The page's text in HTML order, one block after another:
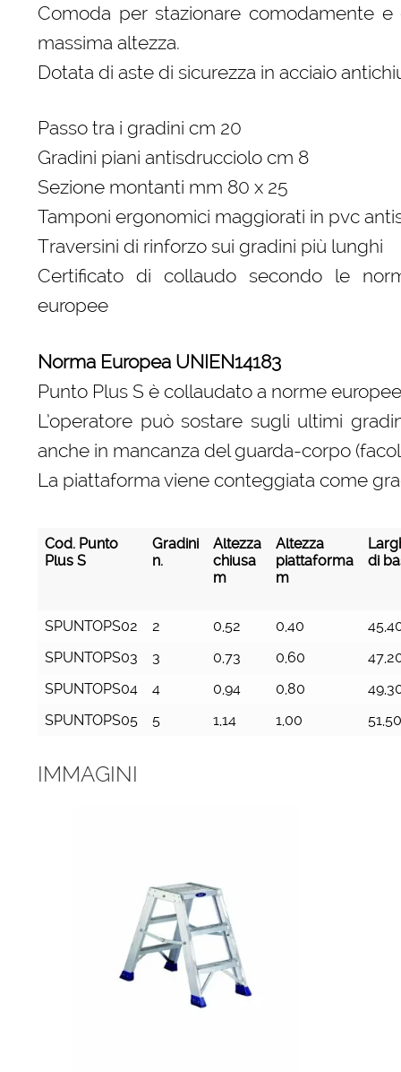
Comoda per stazionare comodamente e
massima altezza.
Dotata di aste di sicurezza in acciaio
Passo tra i gradini cm 20
Gradini piani antisdrucciolo cm 8
Sezione montanti mm 80 x 25
Tamponi ergonomici maggiorati in pvc
Traversini di rinforzo sui gradini più lunghi
Certificato di collaudo secondo le
europee
Norma Europea UNIEN14183
Punto Plus S è collaudato a norme
L’operatore può sostare sugli ultimi
anche in mancanza del guarda-corpo
La piattaforma viene conteggiata come
Cod. Punto
Plus S
Gradini
n.
Altezza
chiusa
m
Altezza
piattaforma
m
di
Cod. Punto
Plus S
Gradini
n.
Altezza
chiusa
m
Altezza
piattaforma
m
di
SPUNTOPS02 2 0,52 0,40
SPUNTOPS03
3 0,73 0,60
SPUNTOPS04
4 0,94 0,80
SPUNTOPS05
5 1,14 1,00 51,50
IMMAGINI